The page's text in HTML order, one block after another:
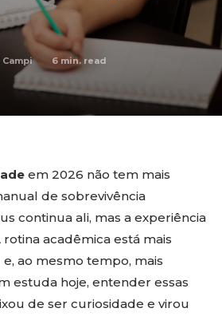
Campi 6min. read
em 2026 não tem mais
de sobrevivência
continua ali, mas a experiência
acadêmica está mais
ao mesmo tempo, mais
estuda hoje, entender essas
de ser curiosidade e virou